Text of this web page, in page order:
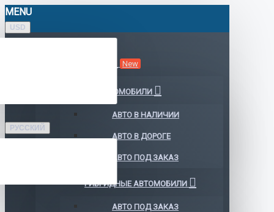
MENU
USD
РУССКИЙ
New
ЭЛЕКТРОМОБИЛИ
АВТО В НАЛИЧИИ
АВТО В ДОРОГЕ
АВТО ПОД ЗАКАЗ
ГИБРИДНЫЕ АВТОМОБИЛИ
АВТО ПОД ЗАКАЗ